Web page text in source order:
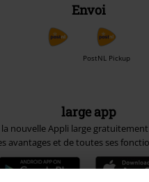
Envoi
PostNL Pickup
large app
la nouvelle Appli large
avantages et de toutes ses